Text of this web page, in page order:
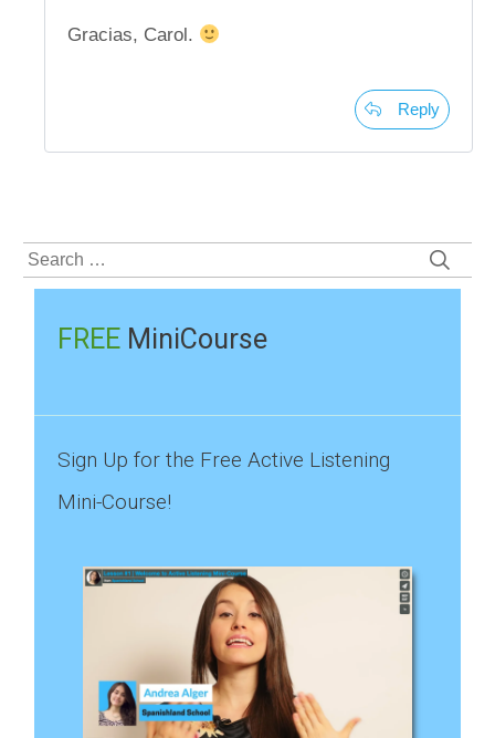
Gracias, Carol.
Reply
Search
for:
FREE MiniCourse
Sign Up for the Free Active Listening
Mini-Course!